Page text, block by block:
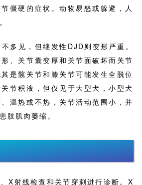
僵硬的症状。动物易怒或躲避，人
多见，但继发性DJD则变形严重。
、关节囊变厚和关节面破坏而关节
是髋关节和膝关节可能发生全脱位
节积液，但仅见于大型犬，小型犬
温热或不热，关节活动范围小，并
肢肌肉萎缩。
X射线检查和关节穿刺进行诊断。X